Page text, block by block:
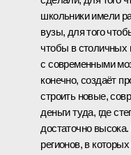
школьники имели
вузы, для того
чтобы в столичных
с современными
конечно, создаёт
строить новые,
деньги туда, где
достаточно
регионов, в